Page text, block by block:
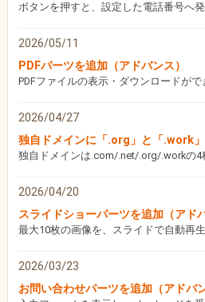
ボタンを押すと、設定した電話番号へ発
2026/05/11
PDFパーツを追加（アドバンス）
PDFファイルの表示・ダウンロードがで
2026/04/27
独自ドメインに「.org」と「.work
独自ドメインは.com/.net/.org/.workの4
2026/04/20
スライドショーパーツを追加（アド
最大10枚の画像を、スライドで自動再生
2026/03/23
お問い合わせパーツを追加（アドバ